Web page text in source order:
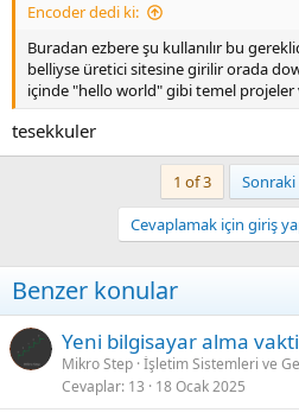
Encoder dedi ki:
Buradan ezbere şu kullanılır bu
belliyse üretici sitesine girilir orada
içinde "hello world" gibi temel projeler
tesekkuler
1 of 3 Sonraki
Cevaplamak için giriş
Benzer konular
Yeni bilgisayar alma
Mikro Step İşletim Sistemleri ve
Cevaplar 13 18 Ocak 2025